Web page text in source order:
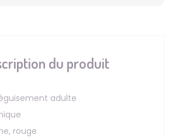
du produit
adulte
rouge